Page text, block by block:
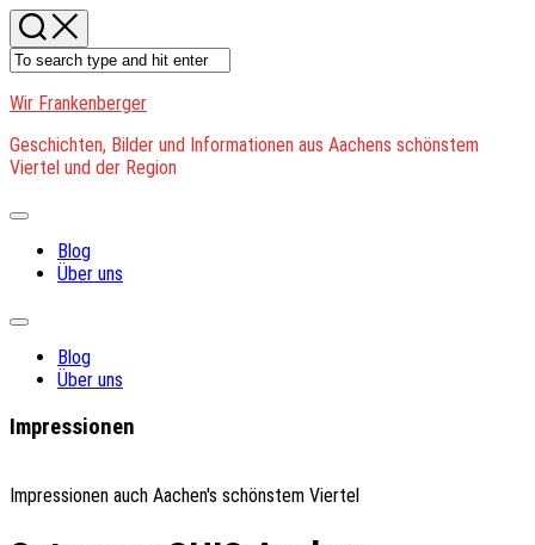
Skip
to
content
Wir Frankenberger
Geschichten, Bilder und Informationen aus Aachens schönstem
Viertel und der Region
Expand
Blog
Über uns
Expand
Blog
Über uns
Impressionen
Impressionen auch Aachen's schönstem Viertel